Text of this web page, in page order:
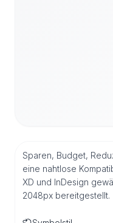
Sparen, Budget,
eine nahtlose
XD und InDesign
2048px bereitgestellt.